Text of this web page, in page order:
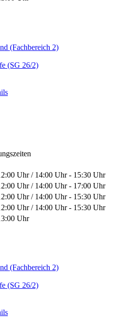
(Fachbereich 2)
(SG 26/2)
Uhr / 14:00 Uhr - 15:30 Uhr
Uhr / 14:00 Uhr - 17:00 Uhr
Uhr / 14:00 Uhr - 15:30 Uhr
Uhr / 14:00 Uhr - 15:30 Uhr
Uhr
(Fachbereich 2)
(SG 26/2)